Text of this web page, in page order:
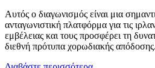
Αυτός ο διαγωνισμός είναι μια
ανταγωνιστική πλατφόρμα για τις
εμβέλειας και τους προσφέρει τη
διεθνή πρότυπα χορωδιακής απόδοσης.